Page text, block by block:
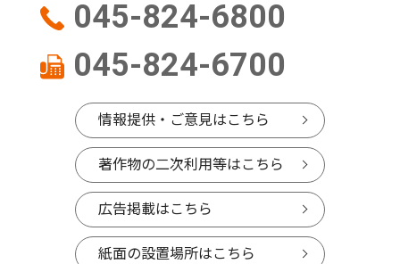
045-824-6800
045-824-6700
情報提供・ご意見はこちら
著作物の二次利用等はこちら
広告掲載はこちら
紙面の設置場所はこちら